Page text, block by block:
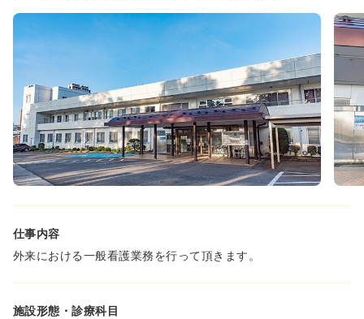
仕事内容
外来における一般看護業務を行って頂きます。
施設形態・診療科目